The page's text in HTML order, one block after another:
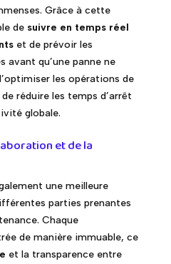
Grâce à cette
de suivre en temps réel
et de prévoir les
avant qu’une panne ne
les opérations de
réduire les temps d’arrêt
globale.
et de la
une meilleure
parties prenantes
Chaque
de manière immuable, ce
et la transparence entre